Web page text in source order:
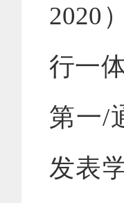
2020
行一
第一/
发表